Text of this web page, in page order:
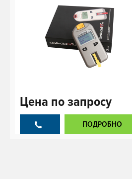
Цена по запросу
ПОДРОБНО